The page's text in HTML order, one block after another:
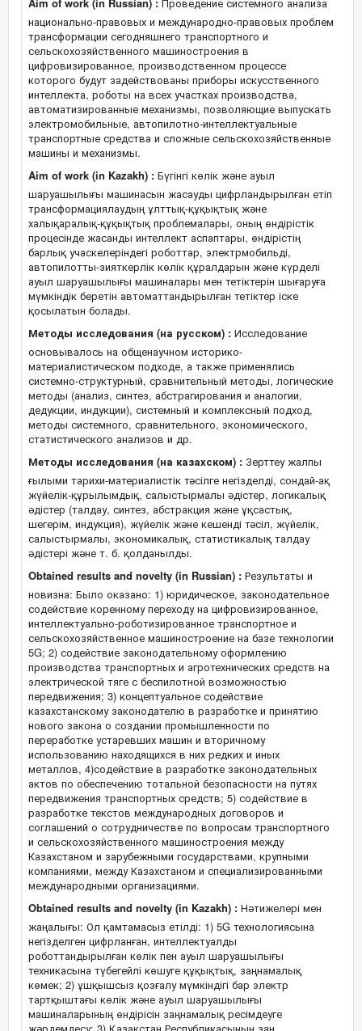
национально-правовых и международно-правовых проблем
трансформации сегодняшнего транспортного и
сельскохозяйственного машиностроения в
цифровизированное, производственном процессе
которого будут задействованы приборы искусственного
интеллекта, роботы на всех участках производства,
автоматизированные механизмы, позволяющие выпускать
электромобильные, автопилотно-интеллектуальные
транспортные средства и сложные сельскохозяйственные
машины и механизмы.
Aim of work (in Kazakh) : Бүгінгі көлік және ауыл
шаруашылығы машинасын жасауды цифрландырылған етіп
трансформациялаудың ұлттық-құқықтық және
халықаралық-құқықтық проблемалары, оның өндірістік
процесінде жасанды интеллект аспаптары, өндірістің
барлық учаскелеріндегі роботтар, электрмобильді,
автопилотты-зияткерлік көлік құралдарын және күрделі
ауыл шаруашылығы машиналары мен тетіктерін шығаруға
мүмкіндік беретін автоматтандырылған тетіктер іске
қосылатын болады.
Методы исследования (на русском) : Исследование
основывалось на общенаучном историко-
материалистическом подходе, а также применялись
системно-структурный, сравнительный методы, логические
методы (анализ, синтез, абстрагирования и аналогии,
дедукции, индукции), системный и комплексный подход,
методы системного, сравнительного, экономического,
статистического анализов и др.
Методы исследования (на казахском) : Зерттеу жалпы
ғылыми тарихи-материалистік тәсілге негізделді, сондай-ақ
жүйелік-құрылымдық, салыстырмалы әдістер, логикалық
әдістер (талдау, синтез, абстракция және ұқсастық,
шегерім, индукция), жүйелік және кешенді тәсіл, жүйелік,
салыстырмалы, экономикалық, статистикалық талдау
әдістері және т. б. қолданылды.
Obtained results and novelty (in Russian) : Результаты и
новизна: Было оказано: 1) юридическое, законодательное
содействие коренному переходу на цифровизированное,
интеллектуально-роботизированное транспортное и
сельскохозяйственное машиностроение на базе технологии
5G; 2) содействие законодательному оформлению
производства транспортных и агротехнических средств на
электрической тяге с беспилотной возможностью
передвижения; 3) концептуальное содействие
казахстанскому законодателю в разработке и принятию
нового закона о создании промышленности по
переработке устаревших машин и вторичному
использованию находящихся в них редких и иных
металлов, 4)содействие в разработке законодательных
актов по обеспечению тотальной безопасности на путях
передвижения транспортных средств; 5) содействие в
разработке текстов международных договоров и
соглашений о сотрудничестве по вопросам транспортного
и сельскохозяйственного машиностроения между
Казахстаном и зарубежными государствами, крупными
компаниями, между Казахстаном и специализированными
международными организациями.
Obtained results and novelty (in Kazakh) : Нәтижелері мен
жаңалығы: Ол қамтамасыз етілді: 1) 5G технологиясына
негізделген цифрланған, интеллектуалды
роботтандырылған көлік пен ауыл шаруашылығы
техникасына түбегейлі көшуге құқықтық, заңнамалық
көмек; 2) ұшқышсыз қозғалу мүмкіндігі бар электр
тартқыштағы көлік және ауыл шаруашылығы
машиналарының өндірісін заңнамалық ресімдеуге